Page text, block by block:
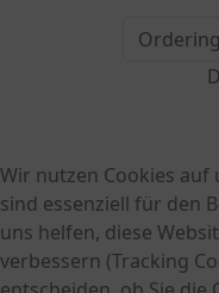
Wir nutzen Cookies auf
sind essenziell für den
uns helfen, diese
verbessern (Tracking